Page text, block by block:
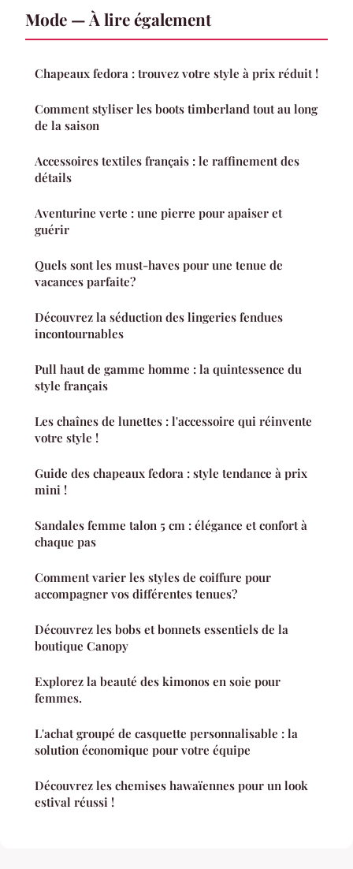
Mode — À lire également
Chapeaux fedora : trouvez votre style à prix réduit !
Comment styliser les boots timberland tout au long
de la saison
Accessoires textiles français : le raffinement des
détails
Aventurine verte : une pierre pour apaiser et
guérir
Quels sont les must-haves pour une tenue de
vacances parfaite?
Découvrez la séduction des lingeries fendues
incontournables
Pull haut de gamme homme : la quintessence du
style français
Les chaînes de lunettes : l'accessoire qui réinvente
votre style !
Guide des chapeaux fedora : style tendance à prix
mini !
Sandales femme talon 5 cm : élégance et confort à
chaque pas
Comment varier les styles de coiffure pour
accompagner vos différentes tenues?
Découvrez les bobs et bonnets essentiels de la
boutique Canopy
Explorez la beauté des kimonos en soie pour
femmes.
L'achat groupé de casquette personnalisable : la
solution économique pour votre équipe
Découvrez les chemises hawaïennes pour un look
estival réussi !